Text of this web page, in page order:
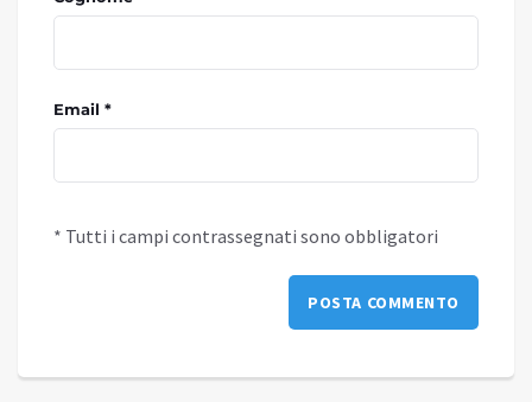
Email *
* Tutti i campi contrassegnati sono obbligatori